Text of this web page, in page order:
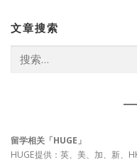
文章搜索
索：
留学相关「HUGE」
HUGE提供：英、美、加、新、